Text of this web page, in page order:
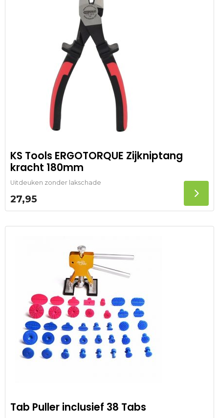
KS Tools ERGOTORQUE Zijkniptang
kracht 180mm
Uitdeuken zonder lakschade
27,95
Tab Puller inclusief 38 Tabs